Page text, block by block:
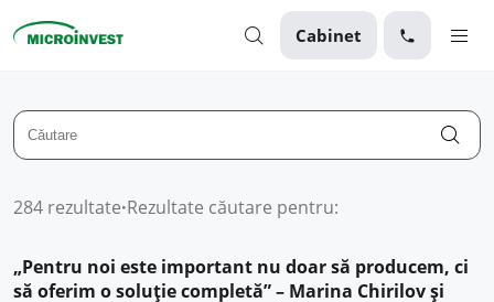
Cabinet
Personal
Business
Despre Microinvest
284 rezultate·Rezultate căutare pentru:
„Pentru noi este important nu doar să producem, ci
să oferim o soluție completă” – Marina Chirilov și